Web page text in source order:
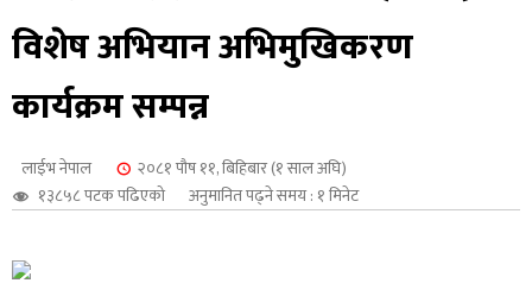
विशेष अभियान अभिमुखिकरण
कार्यक्रम सम्पन्न
लाईभ नेपाल
२०८१ पौष ११, बिहिबार (१ साल अघि)
१३८५८ पटक पढिएको
अनुमानित पढ्ने समय : १ मिनेट